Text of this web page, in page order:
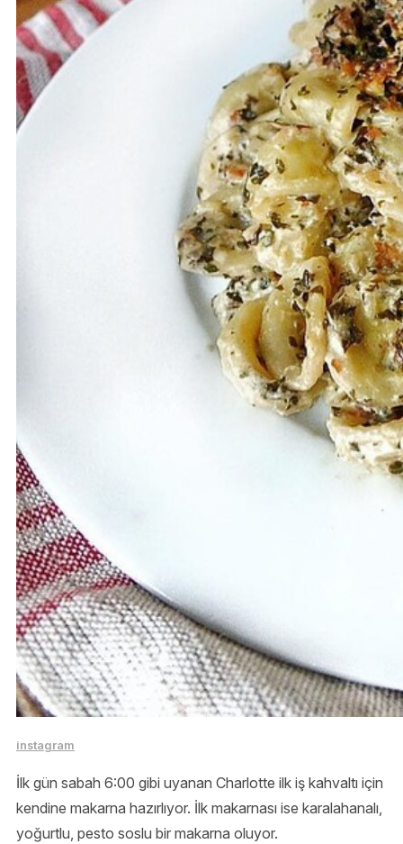
instagram
İlk gün sabah 6:00 gibi uyanan Charlotte ilk iş kahvaltı için
kendine makarna hazırlıyor. İlk makarnası ise karalahanalı,
yoğurtlu, pesto soslu bir makarna oluyor.